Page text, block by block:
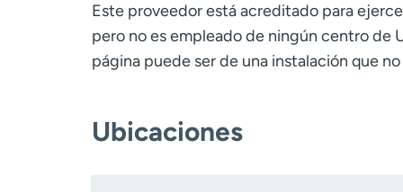
Este proveedor está acreditado para
pero no es empleado de ningún centro de
página puede ser de una instalación que
Ubicaciones